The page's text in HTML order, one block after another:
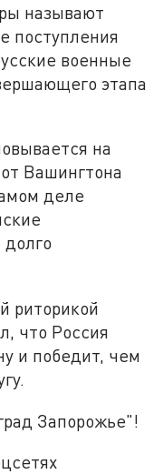
называют
поступления
военные
этапа
на
Вашингтона
деле
риторикой
что Россия
и победит, чем
Запорожье"!